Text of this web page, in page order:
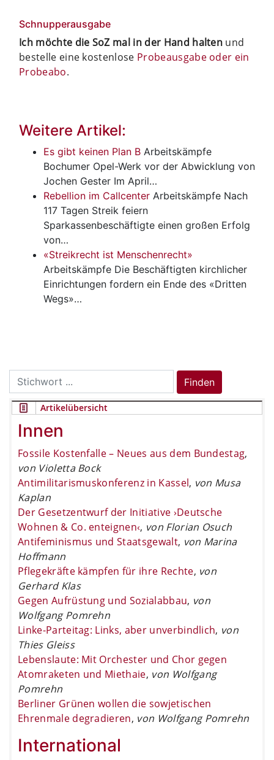
Schnupperausgabe
Ich möchte die SoZ mal in der Hand halten und
bestelle eine kostenlose Probeausgabe oder ein
Probeabo.
Weitere Artikel:
Es gibt keinen Plan B Arbeitskämpfe
Bochumer Opel-Werk vor der Abwicklung von
Jochen Gester Im April…
Rebellion im Callcenter Arbeitskämpfe Nach
117 Tagen Streik feiern
Sparkassenbeschäftigte einen großen Erfolg
von…
«Streikrecht ist Menschenrecht»
Arbeitskämpfe Die Beschäftigten kirchlicher
Einrichtungen fordern ein Ende des «Dritten
Wegs»…
Search
for:
Finden
Artikelübersicht
Innen
Fossile Kostenfalle – Neues aus dem Bundestag,
von Violetta Bock
Antimilitarismuskonferenz in Kassel, von Musa
Kaplan
Der Gesetzentwurf der Initiative ›Deutsche
Wohnen & Co. enteignen‹, von Florian Osuch
Antifeminismus und Staatsgewalt, von Marina
Hoffmann
Pflegekräfte kämpfen für ihre Rechte, von
Gerhard Klas
Gegen Aufrüstung und Sozialabbau, von
Wolfgang Pomrehn
Linke-Parteitag: Links, aber unverbindlich, von
Thies Gleiss
Lebenslaute: Mit Orchester und Chor gegen
Atomraketen und Miethaie, von Wolfgang
Pomrehn
Berliner Grünen wollen die sowjetischen
Ehrenmale degradieren, von Wolfgang Pomrehn
International